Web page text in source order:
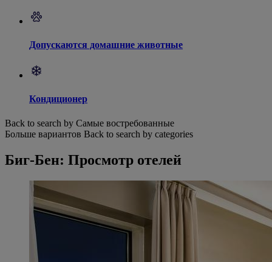
Допускаются домашние животные
Кондиционер
Back to search by Самые востребованные
Больше вариантов Back to search by categories
Биг-Бен: Просмотр отелей